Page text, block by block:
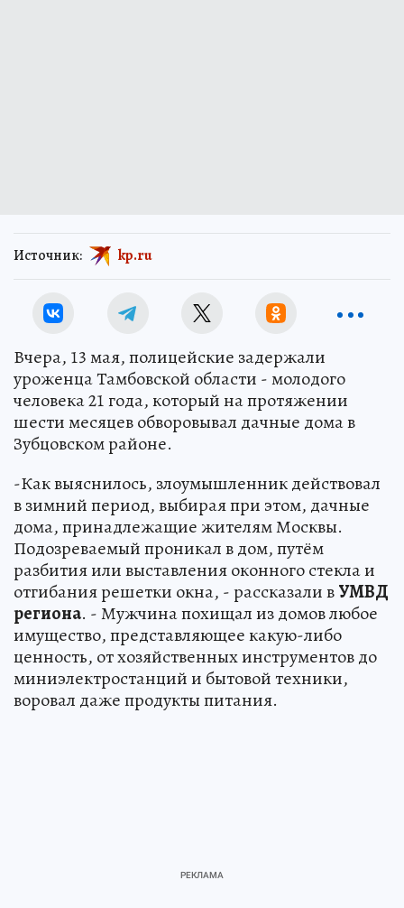
Источник: kp.ru
Вчера, 13 мая, полицейские задержали
уроженца Тамбовской области - молодого
человека 21 года, который на протяжении
шести месяцев обворовывал дачные дома в
Зубцовском районе.
-Как выяснилось, злоумышленник действовал
в зимний период, выбирая при этом, дачные
дома, принадлежащие жителям Москвы.
Подозреваемый проникал в дом, путём
разбития или выставления оконного стекла и
отгибания решетки окна, - рассказали вУМВД
региона. - Мужчина похищал из домов любое
имущество, представляющее какую-либо
ценность, от хозяйственных инструментов до
миниэлектростанций и бытовой техники,
воровал даже продукты питания.